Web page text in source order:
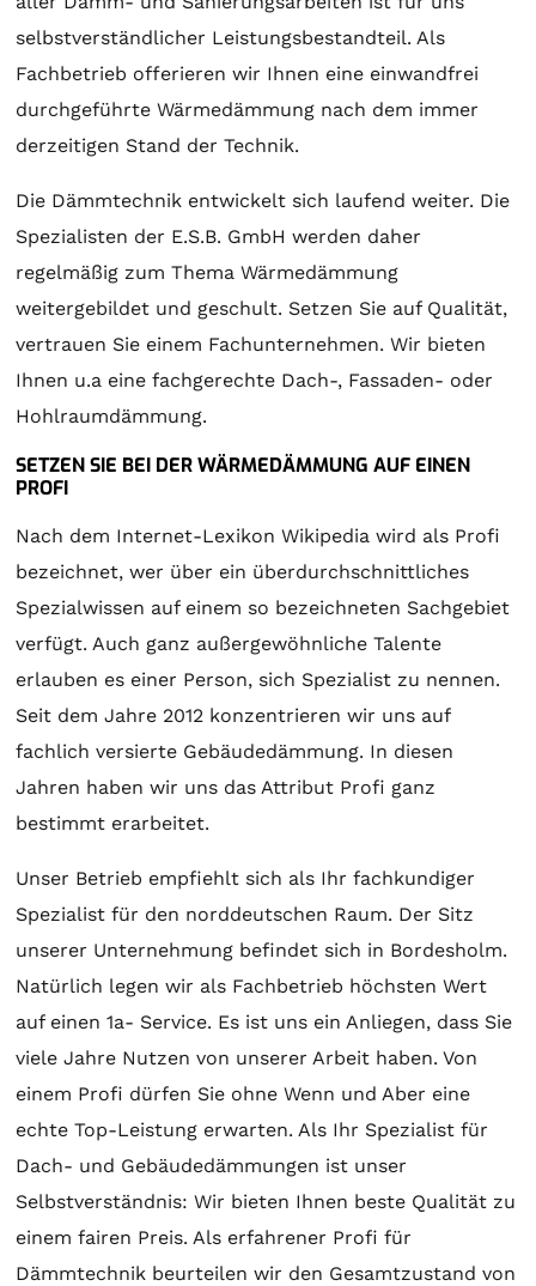
selbstverständlicher Leistungsbestandteil. Als
Fachbetrieb offerieren wir Ihnen eine einwandfrei
durchgeführte Wärmedämmung nach dem immer
derzeitigen Stand der Technik.
Die Dämmtechnik entwickelt sich laufend weiter. Die
Spezialisten der E.S.B. GmbH werden daher
regelmäßig zum Thema Wärmedämmung
weitergebildet und geschult. Setzen Sie auf Qualität,
vertrauen Sie einem Fachunternehmen. Wir bieten
Ihnen u.a eine fachgerechte Dach-, Fassaden- oder
Hohlraumdämmung.
SETZEN SIE BEI DER WÄRMEDÄMMUNG AUF EINEN
PROFI
Nach dem Internet-Lexikon Wikipedia wird als Profi
bezeichnet, wer über ein überdurchschnittliches
Spezialwissen auf einem so bezeichneten Sachgebiet
verfügt. Auch ganz außergewöhnliche Talente
erlauben es einer Person, sich Spezialist zu nennen.
Seit dem Jahre 2012 konzentrieren wir uns auf
fachlich versierte Gebäudedämmung. In diesen
Jahren haben wir uns das Attribut Profi ganz
bestimmt erarbeitet.
Unser Betrieb empfiehlt sich als Ihr fachkundiger
Spezialist für den norddeutschen Raum. Der Sitz
unserer Unternehmung befindet sich in Bordesholm.
Natürlich legen wir als Fachbetrieb höchsten Wert
auf einen 1a- Service. Es ist uns ein Anliegen, dass Sie
viele Jahre Nutzen von unserer Arbeit haben. Von
einem Profi dürfen Sie ohne Wenn und Aber eine
echte Top-Leistung erwarten. Als Ihr Spezialist für
Dach- und Gebäudedämmungen ist unser
Selbstverständnis: Wir bieten Ihnen beste Qualität zu
einem fairen Preis. Als erfahrener Profi für
Dämmtechnik beurteilen wir den Gesamtzustand von